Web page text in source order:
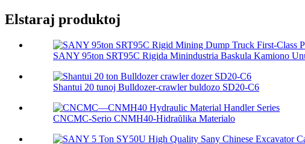
Elstaraj produktoj
SANY 95ton SRT95C Rigida Minindustria Baskula Kamiono
Shantui 20 tunoj Bulldozer-crawler buldozo SD20-C6
CNCMC-Serio CNMH40-Hidraŭlika Materialo